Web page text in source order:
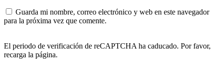
Guarda mi nombre, correo electrónico y web en este navegador
para la próxima vez que comente.
El periodo de verificación de reCAPTCHA ha caducado. Por favor,
recarga la página.